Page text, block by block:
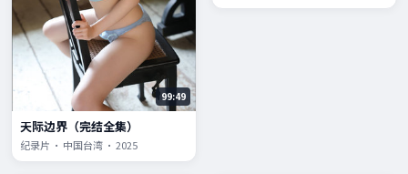
99:49
天际边界（完结全集）
纪录片 · 中国台湾 · 2025